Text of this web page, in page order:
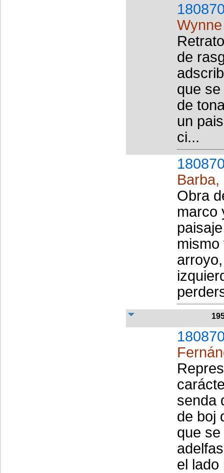
de
que
de
un
ci...
Obra
marco
senda
de boj
que
el lado